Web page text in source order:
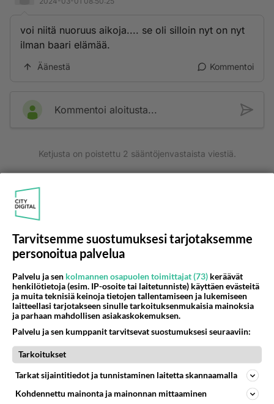
voi niitä nuoruus aikoja.... se oli silloin nyt on nyt
ilman baari elämää.
Äänestä Kommentoi
Kommentoi aloitusta...
Ketjusta on poistettu 2 sääntöjenvastaista viestiä.
LUETUIMMAT KESKUSTELUT
PÄIVÄ VIIKKO KUUKAUSI
Poliisi yritti murhata mopopojan
Nyt menee kissalan poikien touhu liian pitkälle! https://www.is.fi/kotimaa/art-2000012193221.html Karu video mopomiiti
08.08.2026 21:05
Maailman menoa
Mopomiitti!
08.08.2026 18:32
Tuusula
405
Ei se nainen edes oo
mitenkään nätti 🤣🤣🤣🤣🤣
77
1065
Tarvitsemme suostumuksesi tarjotaksemme
personoitua palvelua
Palvelu ja sen kolmannen osapuolen toimittajat (73) keräävät
henkilötietoja (esim. IP-osoite tai laitetunniste) käyttäen evästeitä
ja muita teknisiä keinoja tietojen tallentamiseen ja lukemiseen
laitteellasi tarjotakseen sinulle tarkoituksenmukaisia mainoksia
ja parhaan mahdollisen asiakaskokemuksen.
Palvelu ja sen kumppanit tarvitsevat suostumuksesi seuraaviin:
Tarkoitukset
Tarkat sijaintitiedot ja tunnistaminen laitetta skannaamalla
Kohdennettu mainonta ja mainonnan mittaaminen